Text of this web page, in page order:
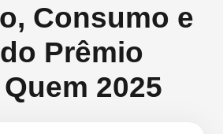
Consumo e
Prêmio
2025